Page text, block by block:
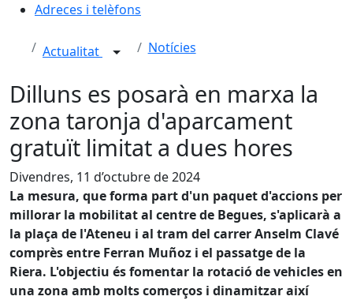
Adreces i telèfons
Actualitat Notícies
Dilluns es posarà en marxa la
zona taronja d'aparcament
gratuït limitat a dues hores
Divendres, 11 d’octubre de 2024
La mesura, que forma part d'un paquet d'accions per
millorar la mobilitat al centre de Begues, s'aplicarà a
la plaça de l'Ateneu i al tram del carrer Anselm Clavé
comprès entre Ferran Muñoz i el passatge de la
Riera. L'objectiu és fomentar la rotació de vehicles en
una zona amb molts comerços i dinamitzar així